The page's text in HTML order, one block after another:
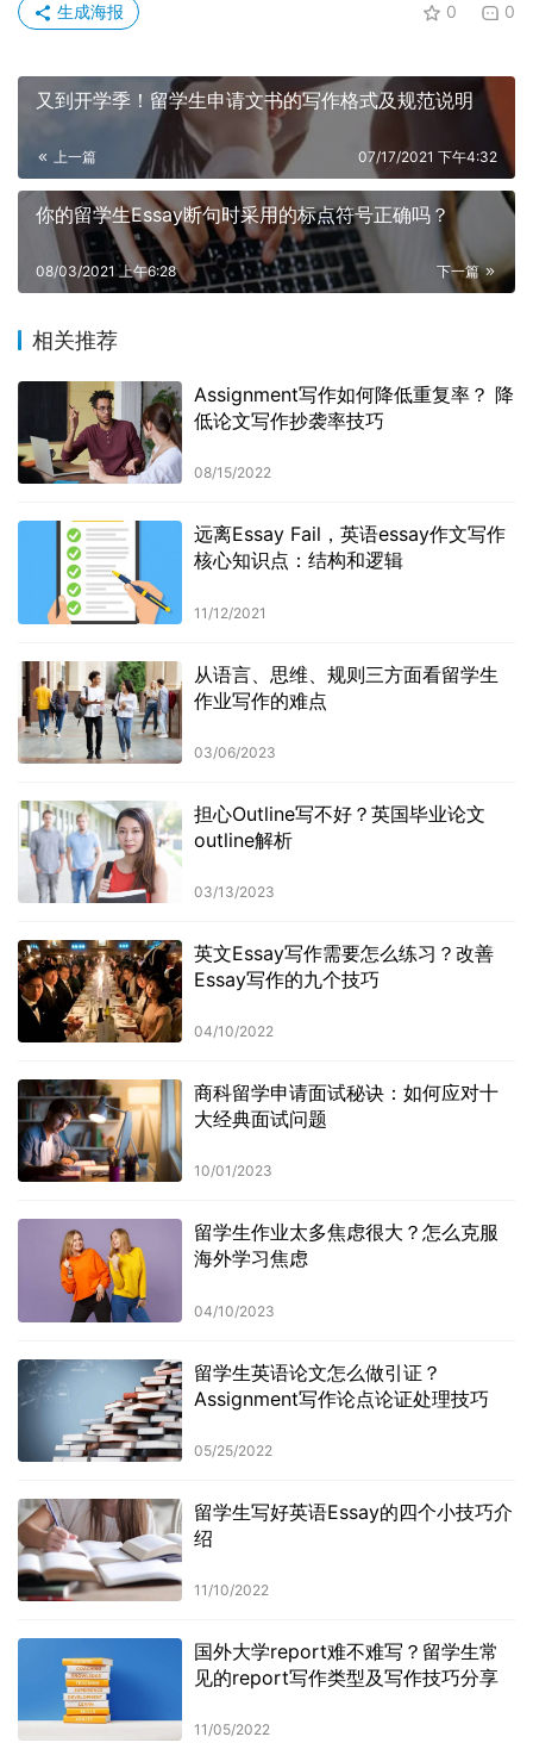
0 0
生成海报
又到开学季！留学生申请文书的写作格式及规范说明
上一篇 07/17/2021 下午4:32
你的留学生Essay断句时采用的标点符号正确吗？
下一篇
08/03/2021 上午6:28
相关推荐
Assignment写作如何降低重复率？ 降
低论文写作抄袭率技巧
08/15/2022
远离Essay Fail，英语essay作文写作
核心知识点：结构和逻辑
11/12/2021
从语言、思维、规则三方面看留学生
作业写作的难点
03/06/2023
担心Outline写不好？英国毕业论文
outline解析
03/13/2023
英文Essay写作需要怎么练习？改善
Essay写作的九个技巧
04/10/2022
商科留学申请面试秘诀：如何应对十
大经典面试问题
10/01/2023
留学生作业太多焦虑很大？怎么克服
海外学习焦虑
04/10/2023
留学生英语论文怎么做引证？
Assignment写作论点论证处理技巧
05/25/2022
留学生写好英语Essay的四个小技巧介
绍
11/10/2022
国外大学report难不难写？留学生常
见的report写作类型及写作技巧分享
11/05/2022